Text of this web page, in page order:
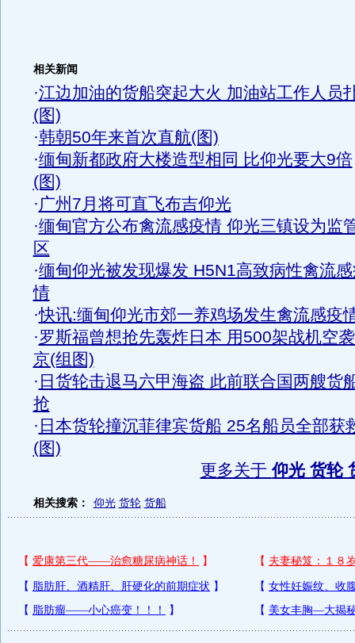
相关新闻
·江边加油的货船突起大火 加油站工作人员
(图)
·韩朝50年来首次直航(图)
·缅甸新都政府大楼造型相同 比仰光要大9倍
(图)
·广州7月将可直飞布吉仰光
·缅甸官方公布禽流感疫情 仰光三镇设为监
区
·缅甸仰光被发现爆发 H5N1高致病性禽流
情
·快讯:缅甸仰光市郊一养鸡场发生禽流感疫
·罗斯福曾想抢先轰炸日本 用500架战机空
京(组图)
· 日货轮击退马六甲海盗 此前联合国两艘货
抢
· 日本货轮撞沉菲律宾货船 25名船员全部获
(图)
更多关于仰光 货轮
相关搜索： 仰光 货轮 货船